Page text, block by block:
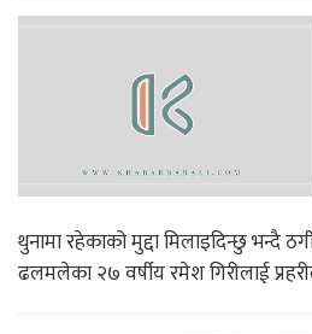
थुनामा रहेकाको मुद्दा मिलाइदिन्छु भन्दै
ढलमलेका २७ वर्षीय रमेश गिरीलाई